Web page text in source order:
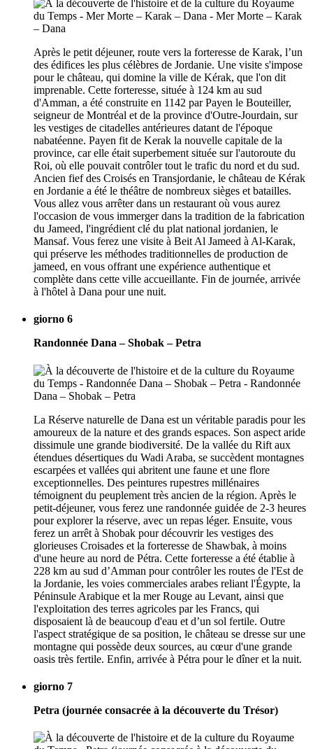
Après le petit déjeuner, route vers la forteresse de Karak, l’un
des édifices les plus célèbres de Jordanie. Une visite s'impose
pour le château, qui domine la ville de Kérak, que l'on dit
imprenable. Cette forteresse, située à 124 km au sud
d'Amman, a été construite en 1142 par Payen le Bouteiller,
seigneur de Montréal et de la province d'Outre-Jourdain, sur
les vestiges de citadelles antérieures datant de l'époque
nabatéenne. Payen fit de Kerak la nouvelle capitale de la
province, car elle était superbement située sur l'autoroute du
Roi, où elle pouvait contrôler tout le trafic du nord et du sud.
Ancien fief des Croisés en Transjordanie, le château de Kérak
en Jordanie a été le théâtre de nombreux sièges et batailles.
Vous allez vous arrêter dans un restaurant où vous aurez
l'occasion de vous immerger dans la tradition de la fabrication
du Jameed, l'ingrédient clé du plat national jordanien, le
Mansaf. Vous ferez une visite à Beit Al Jameed à Al-Karak,
qui préserve les méthodes traditionnelles de production de
jameed, en vous offrant une expérience authentique et
complète dans cette ville accueillante. Fin de journée, arrivée
à l'hôtel à Dana pour une nuit.
giorno 6
Randonnée Dana – Shobak – Petra
La Réserve naturelle de Dana est un véritable paradis pour les
amoureux de la nature et des grands espaces. Son aspect aride
dissimule une grande biodiversité. De la vallée du Rift aux
étendues désertiques du Wadi Araba, se succèdent montagnes
escarpées et vallées qui abritent une faune et une flore
exceptionnelles. Des peintures rupestres millénaires
témoignent du peuplement très ancien de la région. Après le
petit-déjeuner, vous ferez une randonnée guidée de 2-3 heures
pour explorer la réserve, avec un repas léger. Ensuite, vous
ferez un arrêt à Shobak pour découvrir les vestiges des
glorieuses Croisades et la forteresse de Shawbak, à moins
d'une heure au nord de Pétra. Cette forteresse a été établie à
228 km au sud d’Amman pour contrôler les routes de l'Est de
la Jordanie, les voies commerciales arabes reliant l'Égypte, la
Péninsule Arabique et la mer Rouge au Levant, ainsi que
l'exploitation des terres agricoles par les Francs, qui
disposaient là de beaucoup d'eau et d’un sol fertile. Outre
l'aspect stratégique de sa position, le château se dresse sur une
montagne qui possède deux sources, au cœur d'une grande
oasis très fertile. Enfin, arrivée à Pétra pour le dîner et la nuit.
giorno 7
Petra (journée consacrée à la découverte du Trésor)